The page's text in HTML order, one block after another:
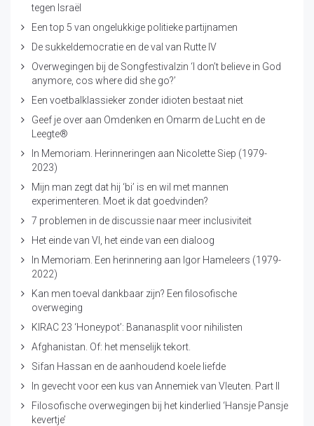
tegen Israël
Een top 5 van ongelukkige politieke partijnamen
De sukkeldemocratie en de val van Rutte IV
Overwegingen bij de Songfestivalzin ‘I don’t believe in God
anymore, cos where did she go?’
Een voetbalklassieker zonder idioten bestaat niet
Geef je over aan Omdenken en Omarm de Lucht en de
Leegte®
In Memoriam. Herinneringen aan Nicolette Siep (1979-
2023)
Mijn man zegt dat hij ‘bi’ is en wil met mannen
experimenteren. Moet ik dat goedvinden?
7 problemen in de discussie naar meer inclusiviteit
Het einde van VI, het einde van een dialoog
In Memoriam. Een herinnering aan Igor Hameleers (1979-
2022)
Kan men toeval dankbaar zijn? Een filosofische
overweging
KIRAC 23 ‘Honeypot’: Bananasplit voor nihilisten
Afghanistan. Of: het menselijk tekort.
Sifan Hassan en de aanhoudend koele liefde
In gevecht voor een kus van Annemiek van Vleuten. Part II
Filosofische overwegingen bij het kinderlied ‘Hansje Pansje
kevertje’